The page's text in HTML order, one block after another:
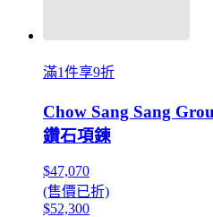
滿1件享9折
Chow Sang Sang
鑽石項鍊
$47,070
(售價已折)
$52,300